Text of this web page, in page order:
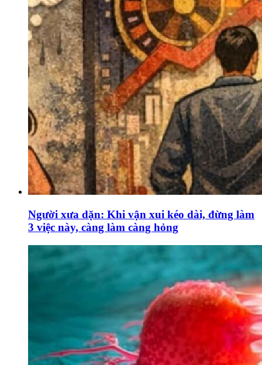
Người xưa dặn: Khi vận xui kéo dài, đừng làm
3 việc này, càng làm càng hỏng